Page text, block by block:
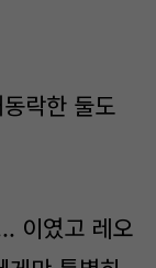
락한 둘도
이였고 레오